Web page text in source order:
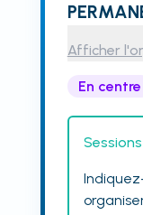
Afficher
En centre